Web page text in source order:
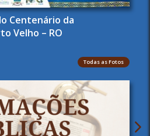
Centenário da
Velho – RO
Todas as Fotos